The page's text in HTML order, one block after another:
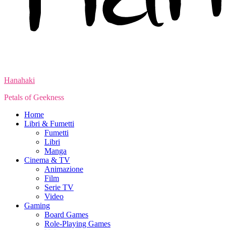
Hanahaki
Petals of Geekness
Home
Libri & Fumetti
Fumetti
Libri
Manga
Cinema & TV
Animazione
Film
Serie TV
Video
Gaming
Board Games
Role-Playing Games